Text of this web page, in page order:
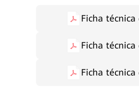
Ficha técnica
Ficha técnica
Ficha técnica